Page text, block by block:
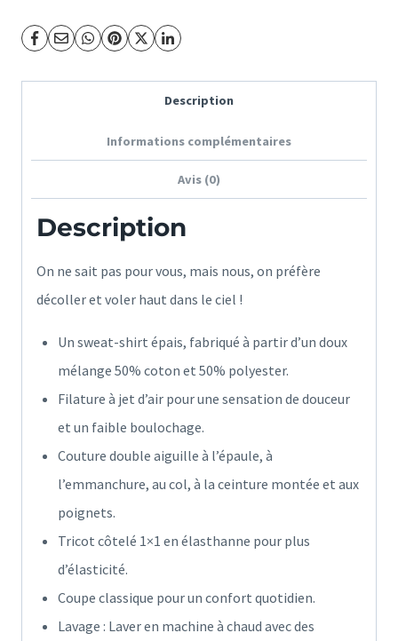
Marion
Description
Informations complémentaires
Avis (0)
Description
On ne sait pas pour vous, mais nous, on préfère
décoller et voler haut dans le ciel !
Un sweat-shirt épais, fabriqué à partir d’un doux
mélange 50% coton et 50% polyester.
Filature à jet d’air pour une sensation de douceur
et un faible boulochage.
Couture double aiguille à l’épaule, à
l’emmanchure, au col, à la ceinture montée et aux
poignets.
Tricot côtelé 1×1 en élasthanne pour plus
d’élasticité.
Coupe classique pour un confort quotidien.
Lavage : Laver en machine à chaud avec des